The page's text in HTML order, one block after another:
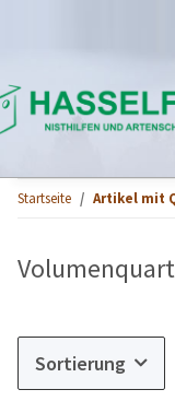
Startseite Artikel mit
Sortierung